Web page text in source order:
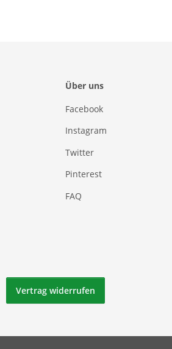
Über uns
Facebook
Instagram
Twitter
Pinterest
FAQ
Vertrag widerrufen